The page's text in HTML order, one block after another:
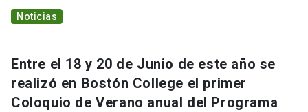
Noticias
Entre el 18 y 20 de Junio de este año se
realizó en Bostón College el primer
Coloquio de Verano anual del Programa